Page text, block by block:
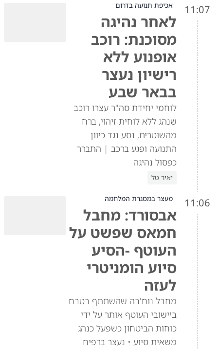
11:07 אכיפת תנועה בדרום
לאחר נהיגה
מסוכנת: רוכב
אופנוע ללא
רישיון נעצר
בבאר שבע
לוחמי יחידת סה"ר עצרו רוכב
שנהג ללא לוחית זיהוי, ברח
מהשוטרים, נסע נגד כיוון
התנועה ופגע ברכב | התברר
כפסול נהיגה
יאיר טל
11:06 מעצר במסגרת המלחמה
אבסורד: מחבל
חמאס שפשט על
העוטף -הסיע
סיוע הומניטרי
לעזה
מחבל נוח'בה שהשתתף בטבח
ביישובי העוטף אותר על ידי
כוחות הביטחון כשפעל כנהג
משאית סיוע • נעצר ברפיח